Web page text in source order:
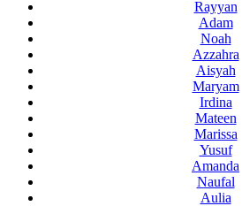
Rayyan
Adam
Noah
Azzahra
Aisyah
Maryam
Irdina
Mateen
Marissa
Yusuf
Amanda
Naufal
Aulia